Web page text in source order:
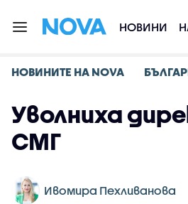
НОВИНИ
НОВИНИТЕ НА NOVA
Уволниха
СМГ
Ивомира Пехливанова